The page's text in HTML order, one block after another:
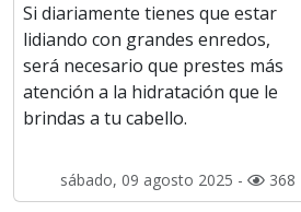
Si diariamente tienes que estar
lidiando con grandes enredos,
será necesario que prestes más
atención a la hidratación que le
brindas a tu cabello.
sábado, 09 agosto 2025 - 368